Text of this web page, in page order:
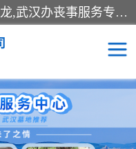
湖北殡仪一条龙,武汉殡葬一条龙,武汉办丧事服务专理红白佛事、病人临终关怀、医院或家中老人去世穿寿衣、灵车遗体接运、殡仪馆告别厅预约、办理火葬场手续、民俗丧事策划、遗体告别仪式、民俗礼仪服务、殡葬礼仪策划、陵园墓位导购、寺庙塔位择吉、往生功德策划、民俗功德策划、异地殡葬礼仪服务、异地骨灰接送返乡
葬一条龙服务